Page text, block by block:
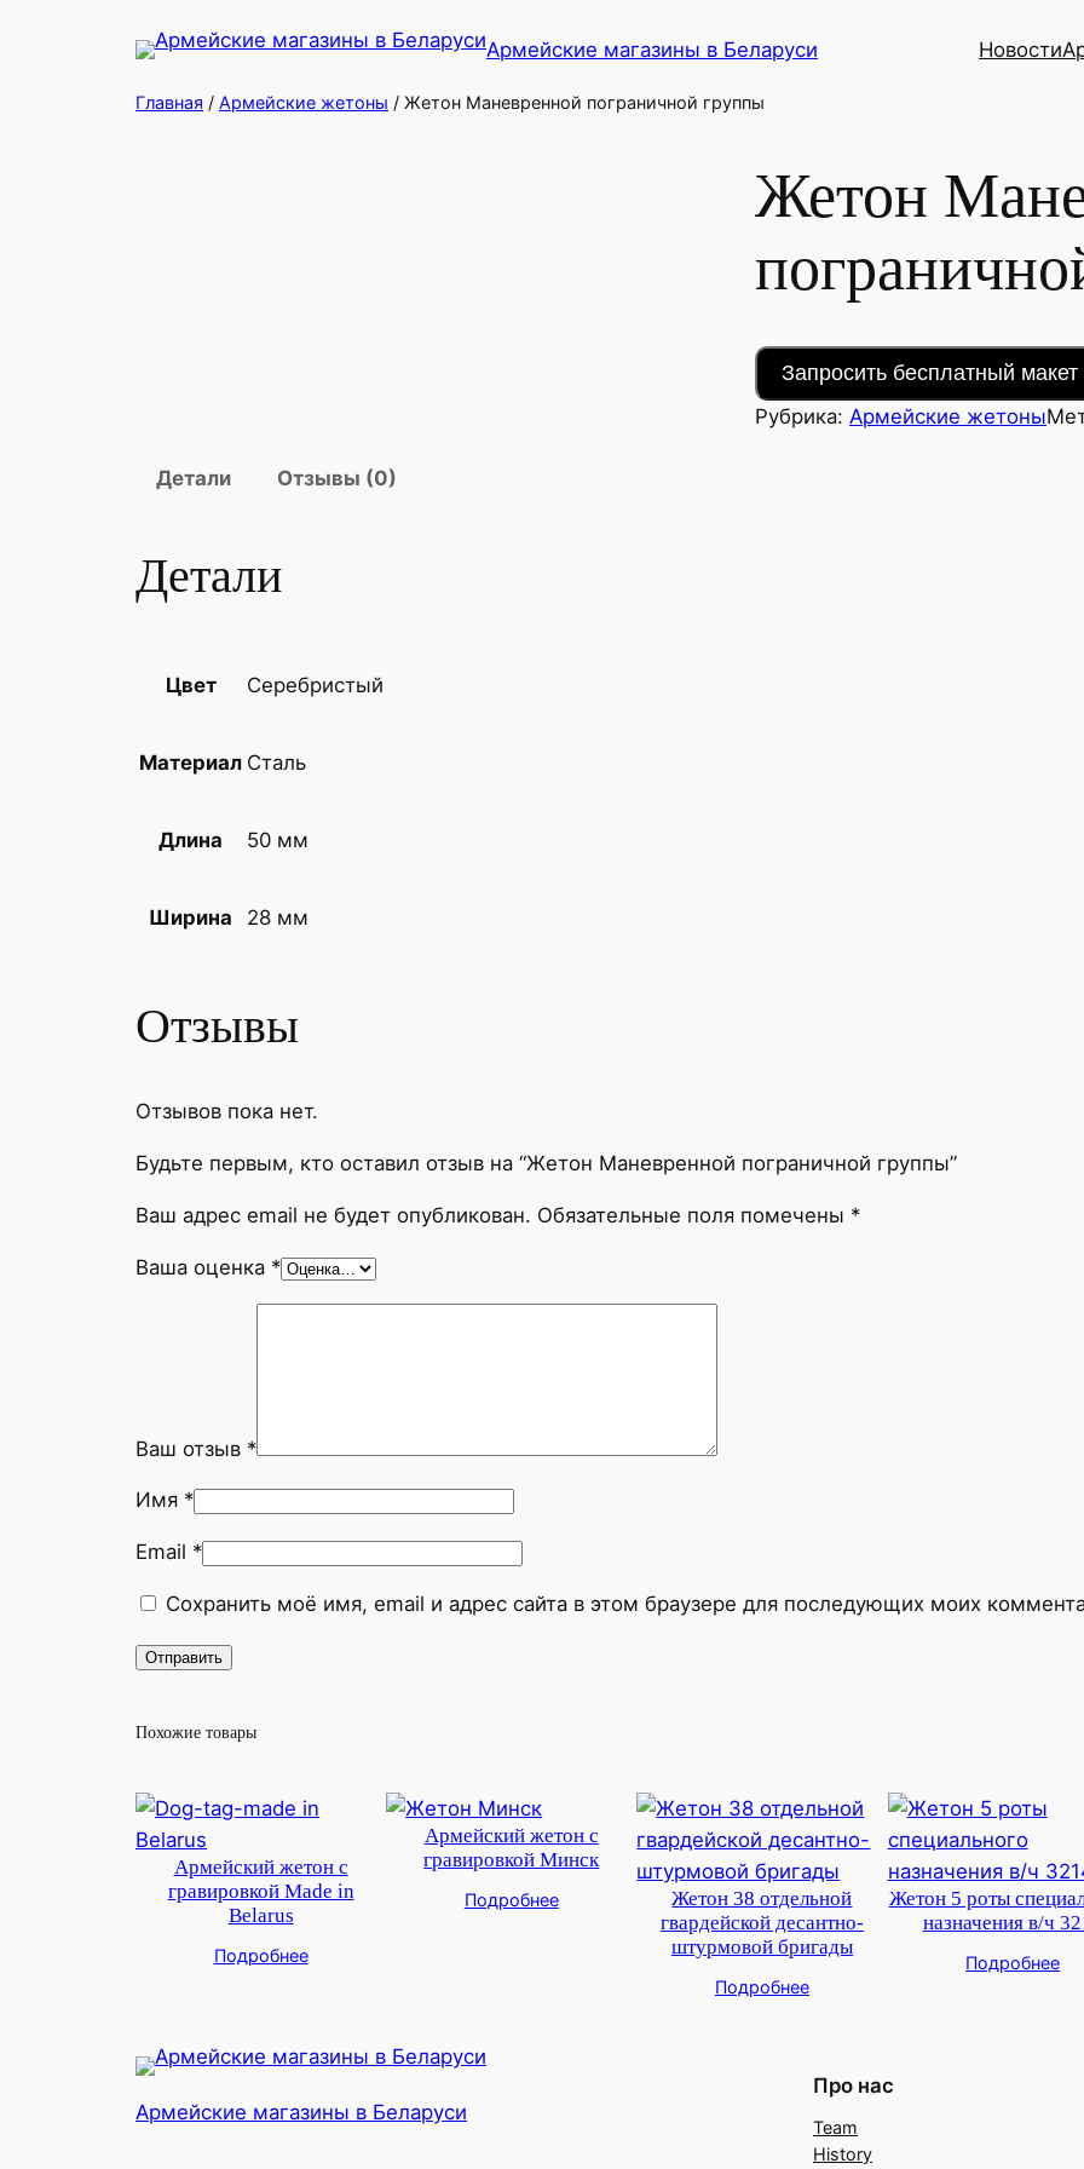
Армейские магазины в Беларуси Новости
Главная / Армейские жетоны / Жетон Маневренной пограничной группы
Жетон
Запросить бесплатный макет
Рубрика: Армейские жетоны
Детали Отзывы (0)
Детали
Цвет Серебристый
Материал Сталь
Длина 50 мм
Ширина 28 мм
Отзывы
Отзывов пока нет.
Будьте первым, кто оставил отзыв на “Жетон Маневренной пограничной группы”
Ваш адрес email не будет опубликован. Обязательные поля помечены *
Ваша оценка *
Ваш отзыв *
Имя *
Email *
Сохранить моё имя, email и адрес сайта в этом браузере для последующих моих
Похожие товары
Армейский жетон с
гравировкой Made in
Belarus
Подробнее
Армейский жетон с
гравировкой Минск
Подробнее
Жетон 38 отдельной
гвардейской десантно-
штурмовой бригады
Подробнее
Жетон 5 роты
назначения в/ч
Подробнее
Армейские магазины в Беларуси
Про нас
Team
History